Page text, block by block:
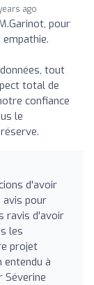
ago
pour
tout
total de
confiance
le
d'avoir
avis pour
ravis d'avoir
les
projet
entendu à
Séverine